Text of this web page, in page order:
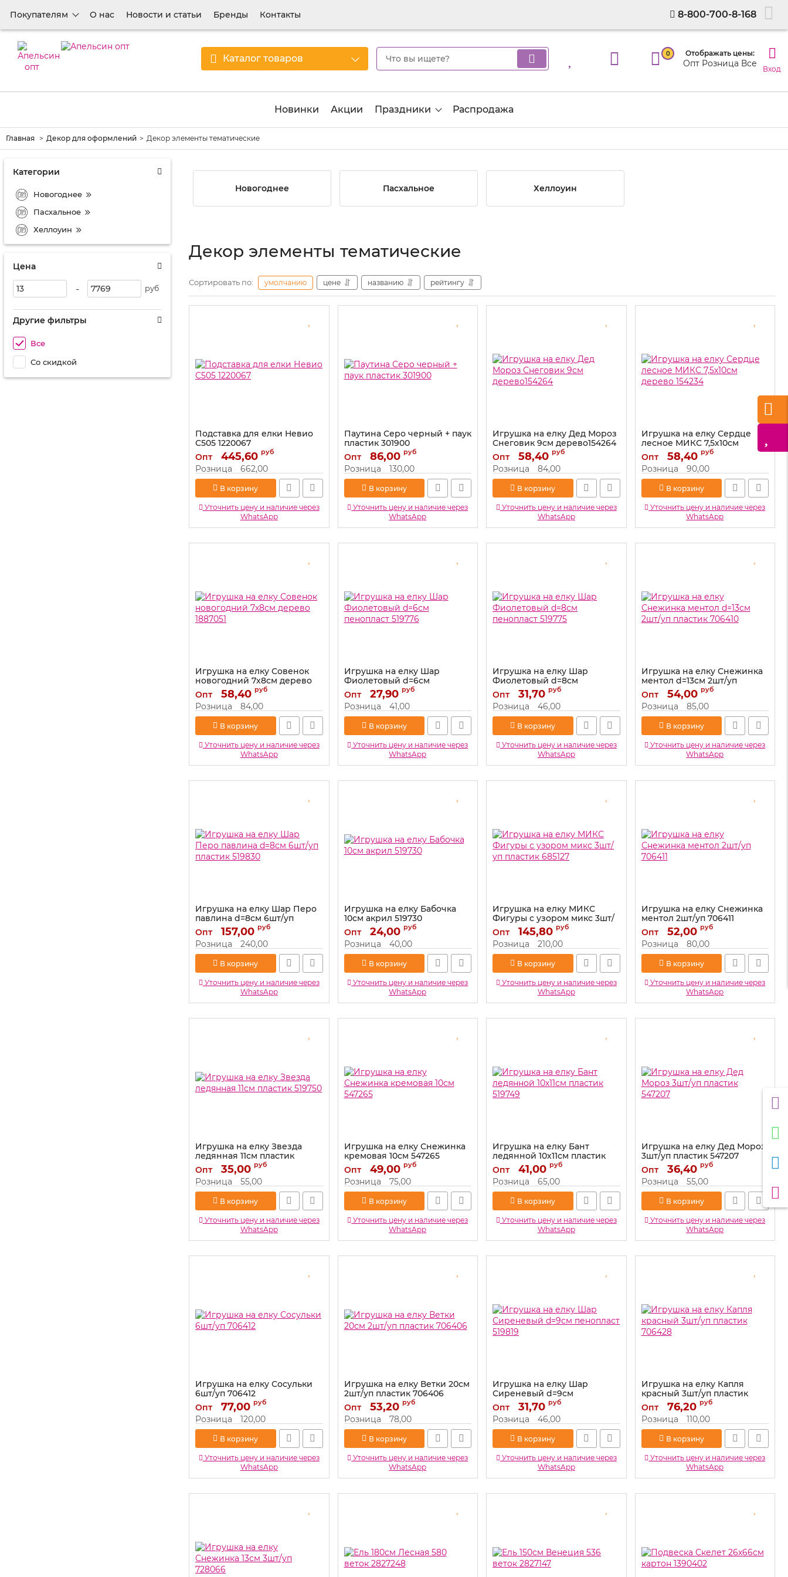
Покупателям О нас Новости и статьи Бренды Контакты 8-800-700-8-168
Каталог товаров 0 Отображать цены:
Опт Розница Все Вход
Новинки Акции Праздники Распродажа
Главная Декор для оформлений Декор элементы тематические
Категории
Новогоднее
Пасхальное
Хеллоуин
Цена
- руб
Другие фильтры
Все
Со скидкой
Новогоднее Пасхальное Хеллоуин
Декор элементы тематические
Сортировать по: умолчанию цене названию рейтингу
Подставка для елки Невио
С505 1220067
Артикул: 1220067
Опт 445,60 руб
Розница 662,00
В корзину
Уточнить цену и наличие через
WhatsApp
Паутина Серо черный + паук
пластик 301900
Артикул: 301900
Опт 86,00 руб
Розница 130,00
В корзину
Уточнить цену и наличие через
WhatsApp
Игрушка на елку Дед Мороз
Снеговик 9см дерево154264
Артикул: 154264
Опт 58,40 руб
Розница 84,00
В корзину
Уточнить цену и наличие через
WhatsApp
Игрушка на елку Сердце
лесное МИКС 7,5х10см
дерево 154234
Артикул: 154234
Опт 58,40 руб
Розница 90,00
В корзину
Уточнить цену и наличие через
WhatsApp
Игрушка на елку Совенок
новогодний 7х8см дерево
1887051
Артикул: 1887051
Опт 58,40 руб
Розница 84,00
В корзину
Уточнить цену и наличие через
WhatsApp
Игрушка на елку Шар
Фиолетовый d=6см
пенопласт 519776
Артикул: 519776
Опт 27,90 руб
Розница 41,00
В корзину
Уточнить цену и наличие через
WhatsApp
Игрушка на елку Шар
Фиолетовый d=8см
пенопласт 519775
Артикул: 519775
Опт 31,70 руб
Розница 46,00
В корзину
Уточнить цену и наличие через
WhatsApp
Игрушка на елку Снежинка
ментол d=13см 2шт/уп
пластик 706410
Артикул: 706410
Опт 54,00 руб
Розница 85,00
В корзину
Уточнить цену и наличие через
WhatsApp
Игрушка на елку Шар Перо
павлина d=8см 6шт/уп
пластик 519830
Артикул: 519830
Опт 157,00 руб
Розница 240,00
В корзину
Уточнить цену и наличие через
WhatsApp
Игрушка на елку Бабочка
10см акрил 519730
Артикул: 519730
Опт 24,00 руб
Розница 40,00
В корзину
Уточнить цену и наличие через
WhatsApp
Игрушка на елку МИКС
Фигуры с узором микс 3шт/
уп пластик 685127
Артикул: 685127
Опт 145,80 руб
Розница 210,00
В корзину
Уточнить цену и наличие через
WhatsApp
Игрушка на елку Снежинка
ментол 2шт/уп 706411
Артикул: 706411
Опт 52,00 руб
Розница 80,00
В корзину
Уточнить цену и наличие через
WhatsApp
Игрушка на елку Звезда
ледянная 11см пластик
519750
Артикул: 519750
Опт 35,00 руб
Розница 55,00
В корзину
Уточнить цену и наличие через
WhatsApp
Игрушка на елку Снежинка
кремовая 10см 547265
Артикул: 547265
Опт 49,00 руб
Розница 75,00
В корзину
Уточнить цену и наличие через
WhatsApp
Игрушка на елку Бант
ледянной 10х11см пластик
519749
Артикул: 519749
Опт 41,00 руб
Розница 65,00
В корзину
Уточнить цену и наличие через
WhatsApp
Игрушка на елку Дед Мороз
3шт/уп пластик 547207
Артикул: 547207
Опт 36,40 руб
Розница 55,00
В корзину
Уточнить цену и наличие через
WhatsApp
Игрушка на елку Сосульки
6шт/уп 706412
Артикул: 706412
Опт 77,00 руб
Розница 120,00
В корзину
Уточнить цену и наличие через
WhatsApp
Игрушка на елку Ветки 20см
2шт/уп пластик 706406
Артикул: 706406
Опт 53,20 руб
Розница 78,00
В корзину
Уточнить цену и наличие через
WhatsApp
Игрушка на елку Шар
Сиреневый d=9см
пенопласт 519819
Артикул: 519819
Опт 31,70 руб
Розница 46,00
В корзину
Уточнить цену и наличие через
WhatsApp
Игрушка на елку Капля
красный 3шт/уп пластик
706428
Артикул: 706428
Опт 76,20 руб
Розница 110,00
В корзину
Уточнить цену и наличие через
WhatsApp